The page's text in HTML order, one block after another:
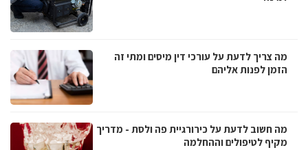
מה צריך לדעת על עורכי דין מיסים ומתי זה
הזמן לפנות אליהם
מה חשוב לדעת על כירורגיית פה ולסת - מדריך
מקיף לטיפולים וההחלמה